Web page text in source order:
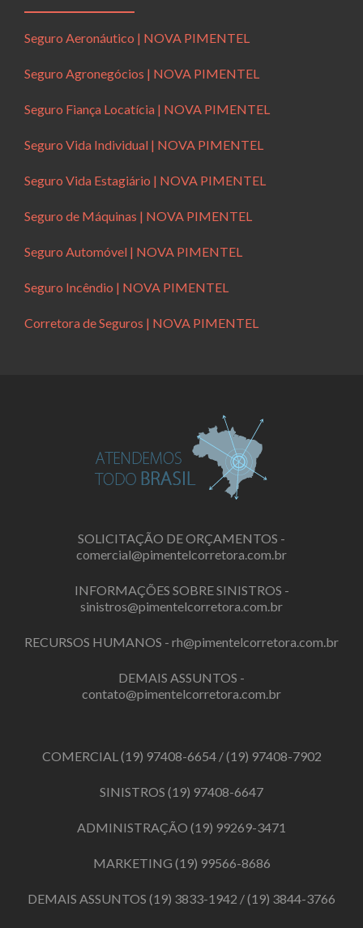
Seguro Aeronáutico | NOVA PIMENTEL
Seguro Agronegócios | NOVA PIMENTEL
Seguro Fiança Locatícia | NOVA PIMENTEL
Seguro Vida Individual | NOVA PIMENTEL
Seguro Vida Estagiário | NOVA PIMENTEL
Seguro de Máquinas | NOVA PIMENTEL
Seguro Automóvel | NOVA PIMENTEL
Seguro Incêndio | NOVA PIMENTEL
Corretora de Seguros | NOVA PIMENTEL
SOLICITAÇÃO DE ORÇAMENTOS -
comercial@pimentelcorretora.com.br
INFORMAÇÕES SOBRE SINISTROS -
sinistros@pimentelcorretora.com.br
RECURSOS HUMANOS - rh@pimentelcorretora.com.br
DEMAIS ASSUNTOS -
contato@pimentelcorretora.com.br
COMERCIAL(19) 97408-6654/(19) 97408-7902
SINISTROS (19) 97408-6647
ADMINISTRAÇÃO (19) 99269-3471
MARKETING (19) 99566-8686
DEMAIS ASSUNTOS (19) 3833-1942 /(19) 3844-3766